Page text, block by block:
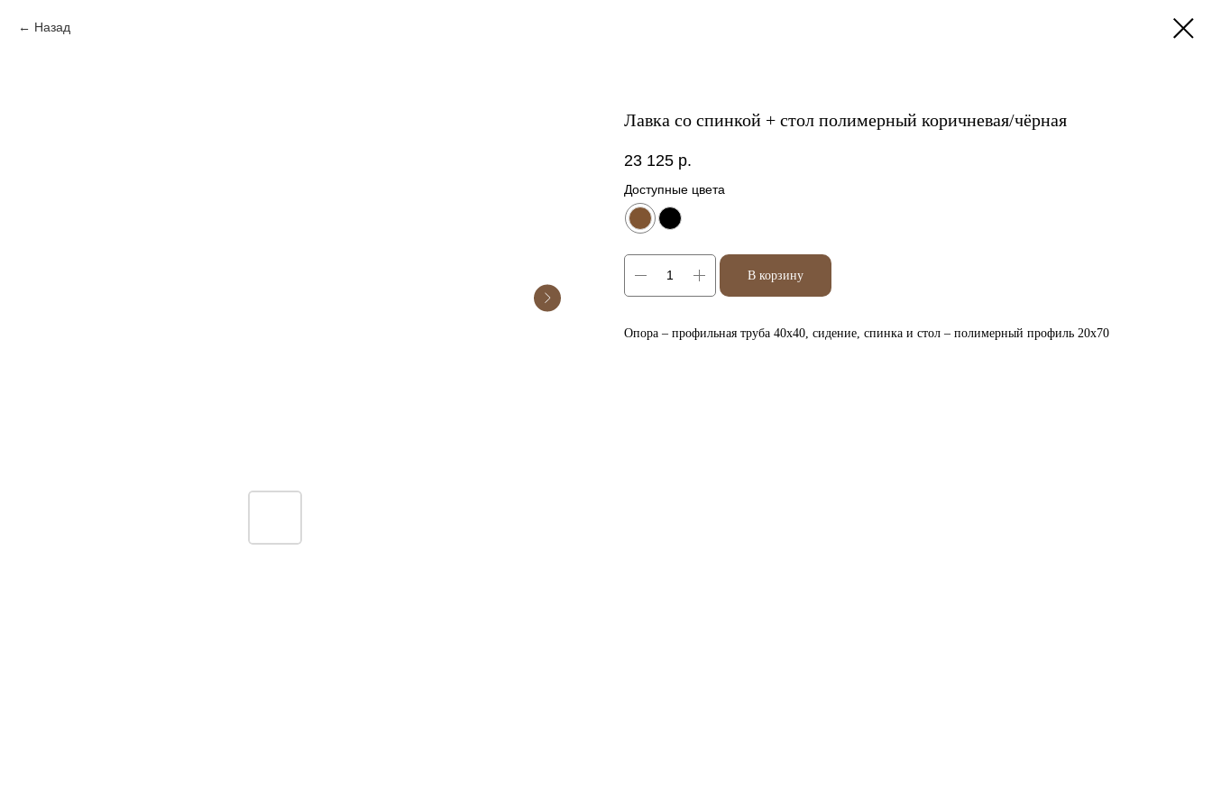
Назад
Лавка со спинкой + стол полимерный коричневая/чёрная
23 125 р.
Доступные цвета
В корзину
Опора – профильная труба 40х40, сидение, спинка и стол – полимерный профиль 20х70